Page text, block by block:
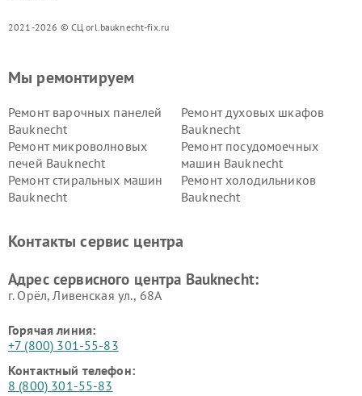
2021-2026 © СЦ orl.bauknecht-fix.ru
Мы ремонтируем
Ремонт варочных панелей
Bauknecht
Ремонт духовых шкафов
Bauknecht
Ремонт микроволновых
печей Bauknecht
Ремонт посудомоечных
машин Bauknecht
Ремонт стиральных машин
Bauknecht
Ремонт холодильников
Bauknecht
Контакты сервис центра
Адрес сервисного центра Bauknecht:
г. Орёл, Ливенская ул., 68А
Горячая линия:
+7 (800) 301-55-83
Контактный телефон:
8 (800) 301-55-83